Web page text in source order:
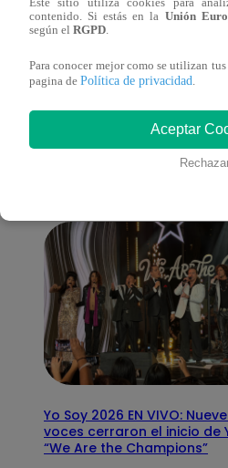
También
interesar
Yo Soy 2026 EN VIVO:
voces cerraron el inicio de
“We Are the Champions”
Este sitio utiliza cookies para
contenido. Si estás en la Unión
según el RGPD.
Para conocer mejor como se utilizan
pagina de Política de privacidad.
Aceptar